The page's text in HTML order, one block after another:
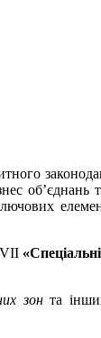
об’єднань
VII
зонта